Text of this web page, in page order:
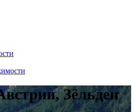
Зёльден